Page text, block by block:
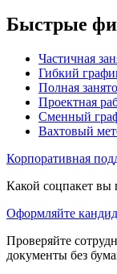
Быстрые
Частичная
Гибкий
Полная
Проектная
Сменный
Вахтовый
Корпоративная
Какой соцпакет вы
Оформляйте
Проверяйте
документы без